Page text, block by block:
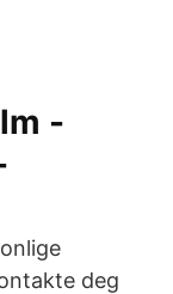
-
deg